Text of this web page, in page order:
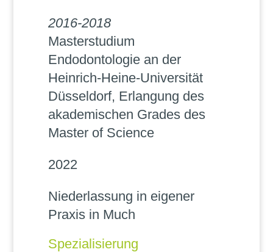
2016-2018
Masterstudium
Endodontologie an der
Heinrich-Heine-Universität
Düsseldorf, Erlangung des
akademischen Grades des
Master of Science
2022
Niederlassung in eigener
Praxis in Much
Spezialisierung